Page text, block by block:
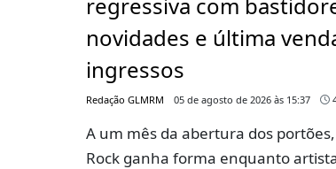
novidades e última
ingressos
Redação GLMRM 05 de agosto de 2026 às 15:37
A um mês da abertura dos
Rock ganha forma enquanto